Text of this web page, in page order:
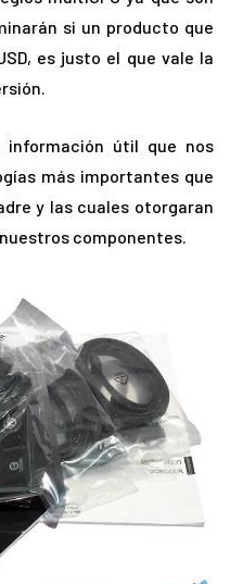
si un producto que
es justo el que vale la
información útil que nos
más importantes que
y las cuales otorgaran
componentes.